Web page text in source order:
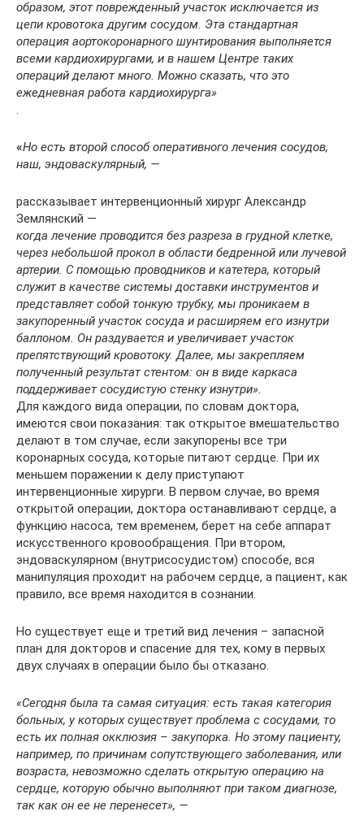
образом, этот поврежденный участок исключается из
цепи кровотока другим сосудом. Эта стандартная
операция аортокоронарного шунтирования выполняется
всеми кардиохирургами, и в нашем Центре таких
операций делают много. Можно сказать, что это
ежедневная работа кардиохирурга»
.
«Но есть второй способ оперативного лечения сосудов,
наш, эндоваскулярный, —
рассказывает интервенционный хирург Александр
Землянский —
когда лечение проводится без разреза в грудной клетке,
через небольшой прокол в области бедренной или лучевой
артерии. С помощью проводников и катетера, который
служит в качестве системы доставки инструментов и
представляет собой тонкую трубку, мы проникаем в
закупоренный участок сосуда и расширяем его изнутри
баллоном. Он раздувается и увеличивает участок
препятствующий кровотоку. Далее, мы закрепляем
полученный результат стентом: он в виде каркаса
поддерживает сосудистую стенку изнутри».
Для каждого вида операции, по словам доктора,
имеются свои показания: так открытое вмешательство
делают в том случае, если закупорены все три
коронарных сосуда, которые питают сердце. При их
меньшем поражении к делу приступают
интервенционные хирурги. В первом случае, во время
открытой операции, доктора останавливают сердце, а
функцию насоса, тем временем, берет на себе аппарат
искусственного кровообращения. При втором,
эндоваскулярном (внутрисосудистом) способе, вся
манипуляция проходит на рабочем сердце, а пациент, как
правило, все время находится в сознании.
Но существует еще и третий вид лечения – запасной
план для докторов и спасение для тех, кому в первых
двух случаях в операции было бы отказано.
«Сегодня была та самая ситуация: есть такая категория
больных, у которых существует проблема с сосудами, то
есть их полная окклюзия – закупорка. Но этому пациенту,
например, по причинам сопутствующего заболевания, или
возраста, невозможно сделать открытую операцию на
сердце, которую обычно выполняют при таком диагнозе,
так как он ее не перенесет», —